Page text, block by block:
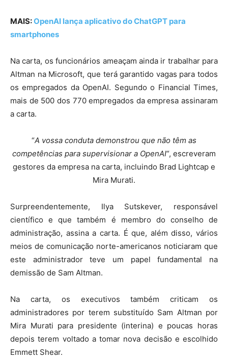
MAIS:OpenAI lança aplicativo do ChatGPT para
smartphones
Na carta, os funcionários ameaçam ainda ir trabalhar para
Altman na Microsoft, que terá garantido vagas para todos
os empregados da OpenAI. Segundo o Financial Times,
mais de 500 dos 770 empregados da empresa assinaram
a carta.
“A vossa conduta demonstrou que não têm as
competências para supervisionar a OpenAI“, escreveram
gestores da empresa na carta, incluindo Brad Lightcap e
Mira Murati.
Surpreendentemente, Ilya Sutskever, responsável
científico e que também é membro do conselho de
administração, assina a carta. É que, além disso, vários
meios de comunicação norte-americanos noticiaram que
este administrador teve um papel fundamental na
demissão de Sam Altman.
Na carta, os executivos também criticam os
administradores por terem substituído Sam Altman por
Mira Murati para presidente (interina) e poucas horas
depois terem voltado a tomar nova decisão e escolhido
Emmett Shear.